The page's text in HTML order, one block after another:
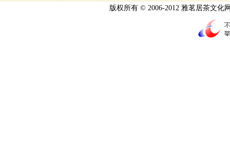
版权所有 © 2006-2012 雅茗居茶文化